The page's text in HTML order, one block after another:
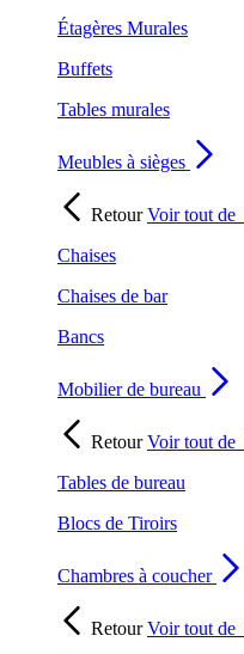
Étagères Murales
Buffets
Tables murales
Meubles à sièges
RetourVoir tout de
Chaises
Chaises de bar
Bancs
Mobilier de bureau
RetourVoir tout de
Tables de bureau
Blocs de Tiroirs
Chambres à coucher
RetourVoir tout de